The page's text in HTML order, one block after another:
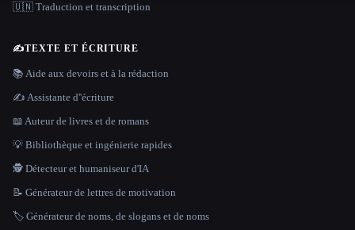
🇺🇳 Traduction et transcription
✍️TEXTE ET ÉCRITURE
📚 Aide aux devoirs et à la rédaction
✍️ Assistante d''écriture
📖 Auteur de livres et de romans
💡 Bibliothèque et ingénierie rapides
🕵️ Détecteur et humaniseur d'IA
📝 Générateur de lettres de motivation
🏷️ Générateur de noms, de slogans et de noms